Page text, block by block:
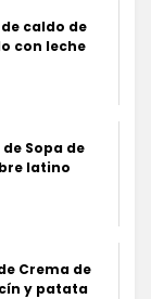
caldo de
con leche
de Sopa de
latino
Crema de
y patata